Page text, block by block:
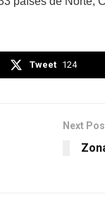
Tweet 124
Next